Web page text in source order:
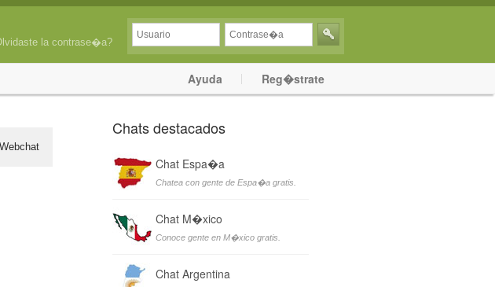
la contrase�a?
Ayuda Reg�strate
Chats destacados
Chat Espa�a
Chatea con gente de Espa�a gratis.
Chat M�xico
Conoce gente en M�xico gratis.
Chat Argentina